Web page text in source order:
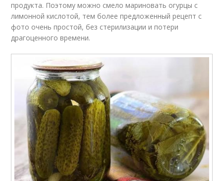
продукта. Поэтому можно смело мариновать огурцы с
лимонной кислотой, тем более предложенный рецепт с
фото очень простой, без стерилизации и потери
драгоценного времени.